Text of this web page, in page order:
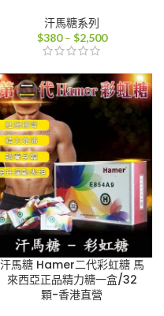
汗馬糖系列
$380 – $2,500價
圍：
$380
到
$2,500
汗馬糖 Hamer二代彩虹糖 馬
來西亞正品精力糖一盒/32
顆-香港直營